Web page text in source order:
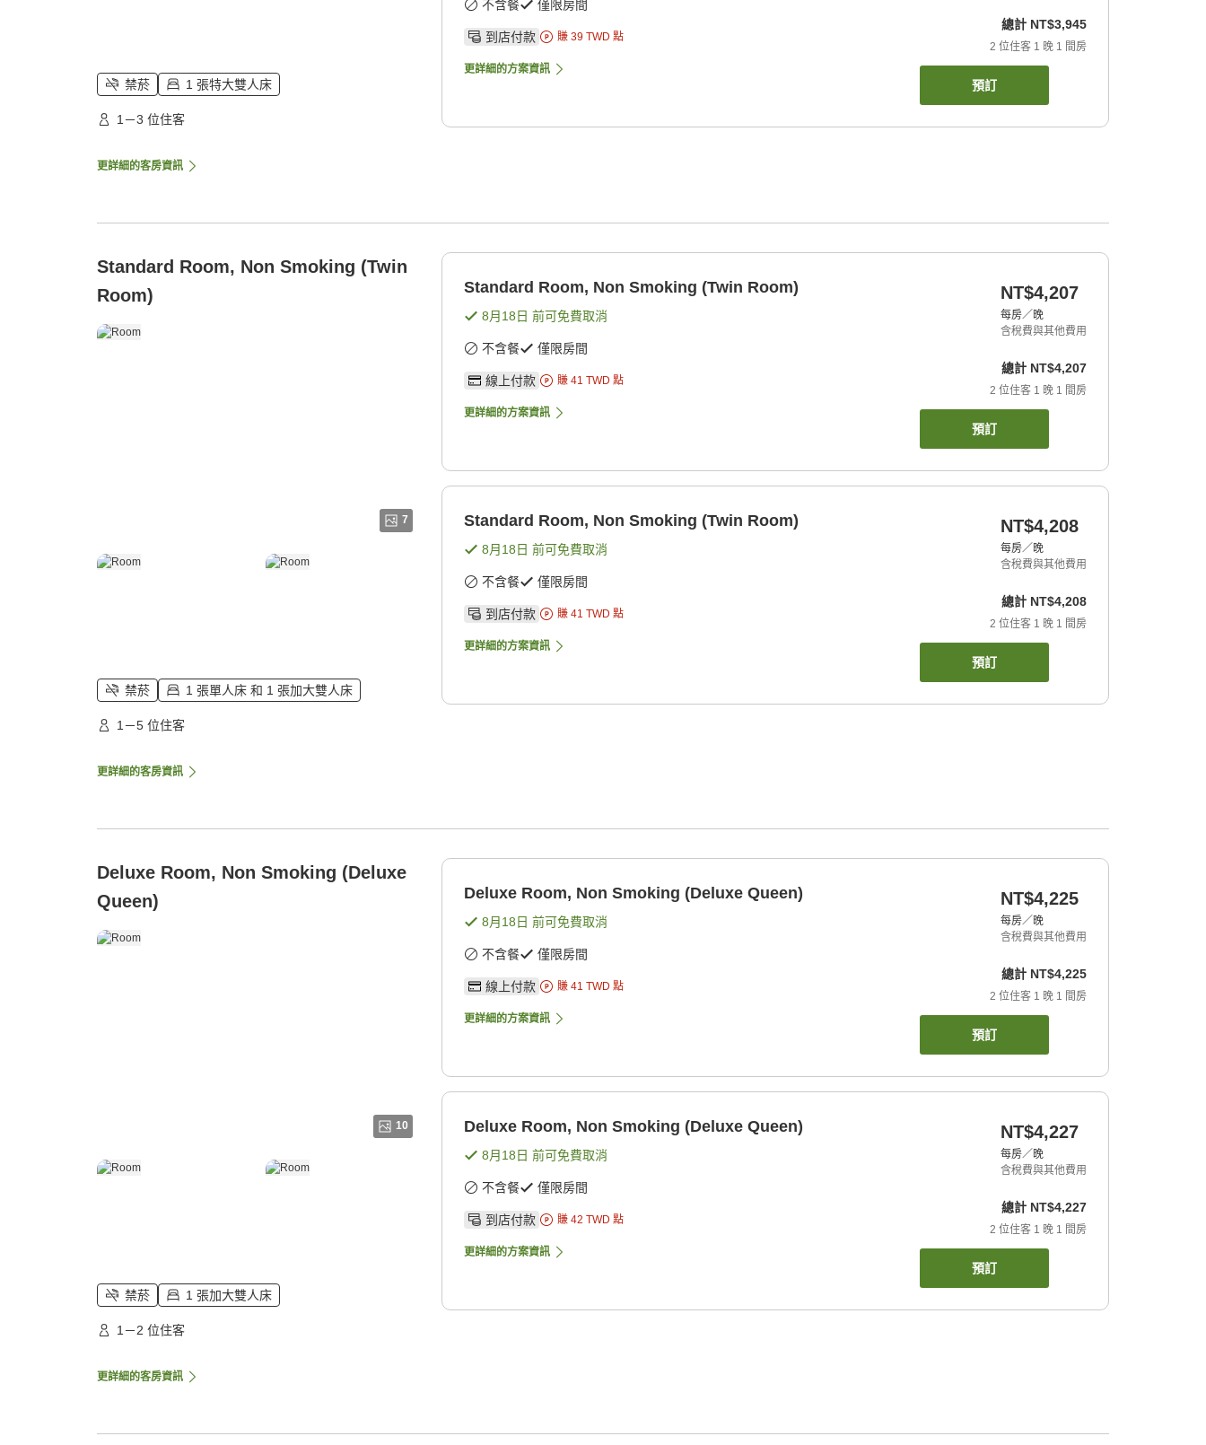
禁菸 1 張特大雙人床
1－3 位住客
更詳細的客房資訊
不含餐 僅限房間
到店付款 賺 39 TWD 點
更詳細的方案資訊
總計 NT$3,945
2 位住客 1 晚 1 間房
預訂
Standard Room, Non Smoking (Twin
Room)
7
禁菸 1 張單人床 和 1 張加大雙人床
1－5 位住客
更詳細的客房資訊
Standard Room, Non Smoking (Twin Room)
8月18日 前可免費取消
不含餐 僅限房間
線上付款 賺 41 TWD 點
更詳細的方案資訊
NT$4,207
每房／晚
含稅費與其他費用
總計 NT$4,207
2 位住客 1 晚 1 間房
預訂
Standard Room, Non Smoking (Twin Room)
8月18日 前可免費取消
不含餐 僅限房間
到店付款 賺 41 TWD 點
更詳細的方案資訊
NT$4,208
每房／晚
含稅費與其他費用
總計 NT$4,208
2 位住客 1 晚 1 間房
預訂
Deluxe Room, Non Smoking (Deluxe
Queen)
10
禁菸 1 張加大雙人床
1－2 位住客
更詳細的客房資訊
Deluxe Room, Non Smoking (Deluxe Queen)
8月18日 前可免費取消
不含餐 僅限房間
線上付款 賺 41 TWD 點
更詳細的方案資訊
NT$4,225
每房／晚
含稅費與其他費用
總計 NT$4,225
2 位住客 1 晚 1 間房
預訂
Deluxe Room, Non Smoking (Deluxe Queen)
8月18日 前可免費取消
不含餐 僅限房間
到店付款 賺 42 TWD 點
更詳細的方案資訊
NT$4,227
每房／晚
含稅費與其他費用
總計 NT$4,227
2 位住客 1 晚 1 間房
預訂